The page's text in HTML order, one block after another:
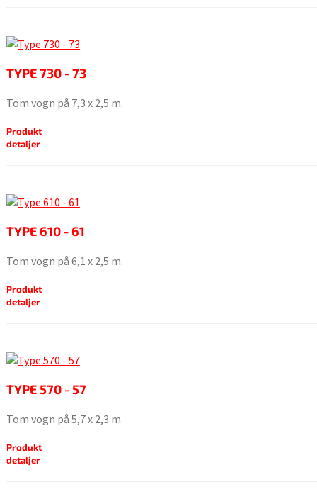
TYPE 730 - 73
Tom vogn på 7,3 x 2,5 m.
Produkt
detaljer
TYPE 610 - 61
Tom vogn på 6,1 x 2,5 m.
Produkt
detaljer
TYPE 570 - 57
Tom vogn på 5,7 x 2,3 m.
Produkt
detaljer